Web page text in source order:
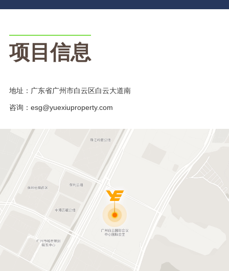
项目信息
地址： 广东省广州市白云区白云大道南
咨询： esg@yuexiuproperty.com